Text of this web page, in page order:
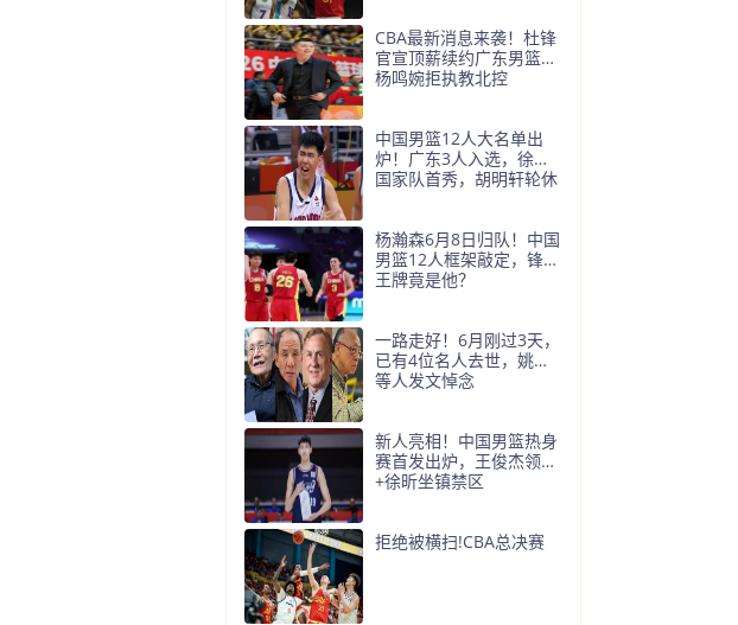
CBA最新消息来袭！杜锋
官宣顶薪续约广东男篮，
杨鸣婉拒执教北控
中国男篮12人大名单出
炉！广东3人入选，徐昕
国家队首秀，胡明轩轮休
杨瀚森6月8日归队！中国
男篮12人框架敲定，锋线
王牌竟是他？
一路走好！6月刚过3天，
已有4位名人去世，姚明
等人发文悼念
新人亮相！中国男篮热身
赛首发出炉，王俊杰领衔
+徐昕坐镇禁区
拒绝被横扫!CBA总决赛